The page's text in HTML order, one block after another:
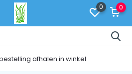
0 0
afhalen in winkel